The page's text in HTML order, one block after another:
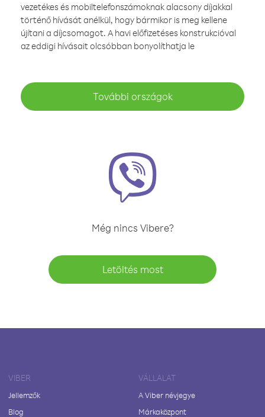
vezetékes és mobiltelefonszámoknak alacsony díjakkal
történő hívását anélkül, hogy bármikor is meg kellene
újítani a díjcsomagot. A havi előfizetéses konstrukcióval
az eddigi hívásait olcsóbban bonyolíthatja le
További országok
Még nincs Vibere?
Letöltés most
VIBER
Jellemzők
Blog
VÁLLALAT
A Viber névjegye
Márkaközpont